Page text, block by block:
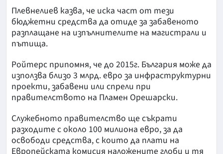
Плевнелиев казва, че иска част от тези
бюджетни средства да отиде за забавеното
разплащане на изпълнителите на магистрали и
пътища.
Ройтерс припомня, че до 2015г. България може да
използва близо 3 млрд. евро за инфраструктурни
проекти, забавени или спрели при
правителството на Пламен Орешарски.
Служебното правителство ще съкрати
разходите с около 100 милиона евро, за да
освободи средства, с които да плати на
Европейската комисия наложените глоби и тя